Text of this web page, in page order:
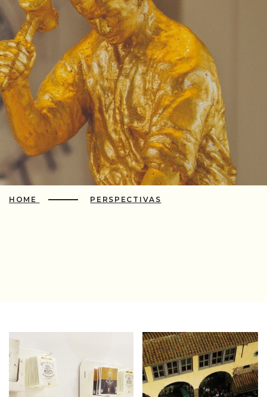
HOME PERSPECTIVAS